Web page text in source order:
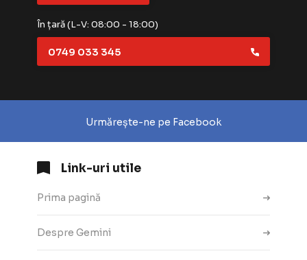
În țară (L-V: 08:00 - 18:00)
0749 033 345
Urmărește-ne pe Facebook
Link-uri utile
Prima pagină
Despre Gemini